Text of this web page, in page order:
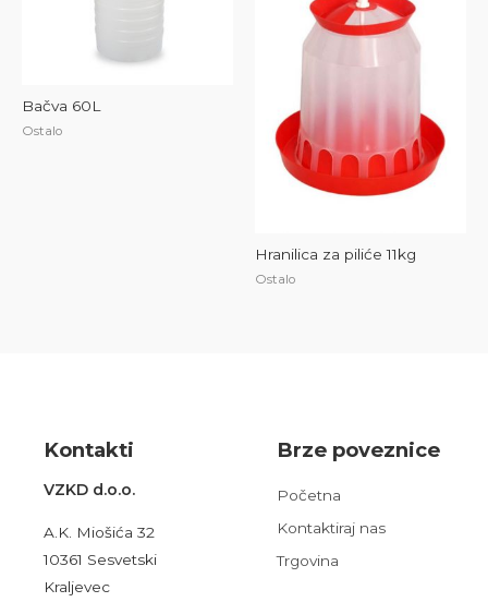
Bačva 60L
Ostalo
Hranilica za piliće 11kg
Ostalo
Kontakti
VZKD d.o.o.
A.K. Miošića 32
10361 Sesvetski
Kraljevec
Brze poveznice
Početna
Kontaktiraj nas
Trgovina